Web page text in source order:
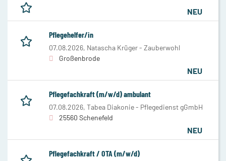
NEU
Pflegehelfer/in
07.08.2026, Natascha Krüger - Zauberwohl
Großenbrode
NEU
Pflegefachkraft (m/w/d) ambulant
07.08.2026, Tabea Diakonie - Pflegedienst gGmbH
25560 Schenefeld
NEU
Pflegefachkraft / OTA (m/w/d)